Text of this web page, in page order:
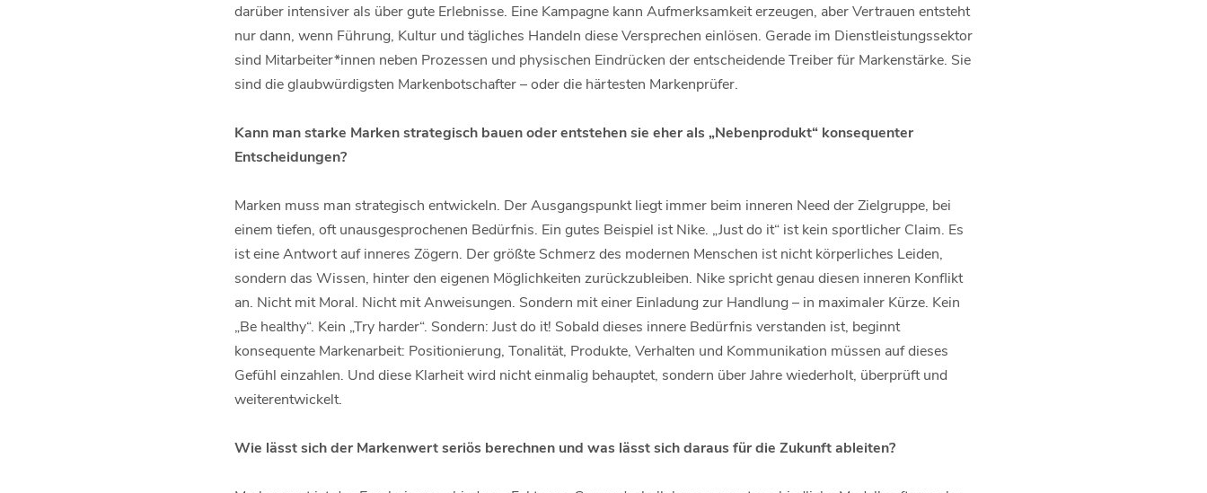
darüber intensiver als über gute Erlebnisse. Eine Kampagne kann Aufmerksamkeit erzeugen, aber Vertrauen entsteht
nur dann, wenn Führung, Kultur und tägliches Handeln diese Versprechen einlösen. Gerade im Dienstleistungssektor
sind Mitarbeiter*innen neben Prozessen und physischen Eindrücken der entscheidende Treiber für Markenstärke. Sie
sind die glaubwürdigsten Markenbotschafter – oder die härtesten Markenprüfer.
Kann man starke Marken strategisch bauen oder entstehen sie eher als „Nebenprodukt“ konsequenter
Entscheidungen?
Marken muss man strategisch entwickeln. Der Ausgangspunkt liegt immer beim inneren Need der Zielgruppe, bei
einem tiefen, oft unausgesprochenen Bedürfnis. Ein gutes Beispiel ist Nike. „Just do it“ ist kein sportlicher Claim. Es
ist eine Antwort auf inneres Zögern. Der größte Schmerz des modernen Menschen ist nicht körperliches Leiden,
sondern das Wissen, hinter den eigenen Möglichkeiten zurückzubleiben. Nike spricht genau diesen inneren Konflikt
an. Nicht mit Moral. Nicht mit Anweisungen. Sondern mit einer Einladung zur Handlung – in maximaler Kürze. Kein
„Be healthy“. Kein „Try harder“. Sondern: Just do it! Sobald dieses innere Bedürfnis verstanden ist, beginnt
konsequente Markenarbeit: Positionierung, Tonalität, Produkte, Verhalten und Kommunikation müssen auf dieses
Gefühl einzahlen. Und diese Klarheit wird nicht einmalig behauptet, sondern über Jahre wiederholt, überprüft und
weiterentwickelt.
Wie lässt sich der Markenwert seriös berechnen und was lässt sich daraus für die Zukunft ableiten?